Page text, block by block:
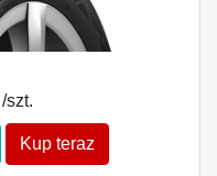
/szt.
Kup teraz